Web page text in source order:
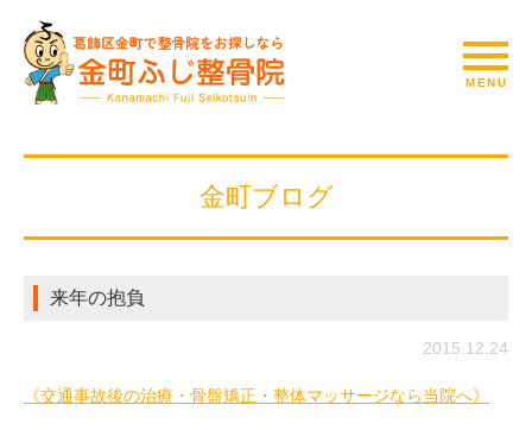
金町ブログ
来年の抱負
2015.12.24
《交通事故後の治療・骨盤矯正・整体マッサージなら当院へ》